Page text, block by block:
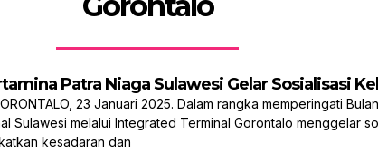
Patra Niaga Sulawesi Gelar Sosialisasi
23 Januari 2025. Dalam rangka memperingati
Sulawesi melalui Integrated Terminal Gorontalo menggelar
kesadaran dan